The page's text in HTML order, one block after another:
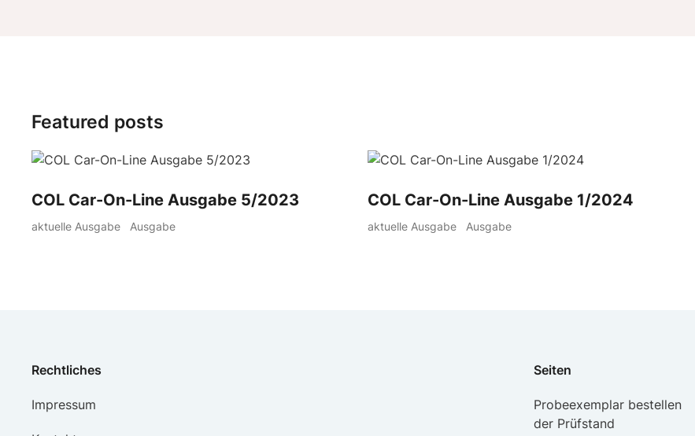
Featured posts
COL Car-On-Line Ausgabe 5/2023
aktuelle Ausgabe Ausgabe
COL Car-On-Line Ausgabe 1/2024
aktuelle Ausgabe Ausgabe
Rechtliches
Impressum
Seiten
Probeexemplar bestellen
der Prüfstand